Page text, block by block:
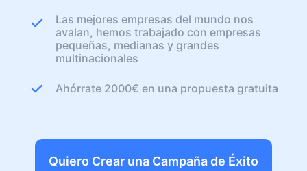
Las mejores empresas del mundo nos
avalan, hemos trabajado con empresas
pequeñas, medianas y grandes
multinacionales
Ahórrate 2000€ en una propuesta gratuita
Quiero Crear una Campaña de Éxito